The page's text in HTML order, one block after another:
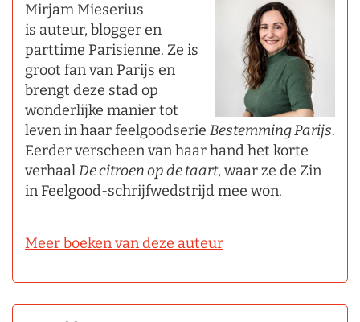
Mirjam Mieserius
is auteur, blogger en
parttime Parisienne. Ze is
groot fan van Parijs en
brengt deze stad op
wonderlijke manier tot
leven in haar feelgoodserie Bestemming Parijs.
Eerder verscheen van haar hand het korte
verhaalDe citroen op de taart, waar ze de Zin
in Feelgood-schrijfwedstrijd mee won.
Meer boeken van deze auteur